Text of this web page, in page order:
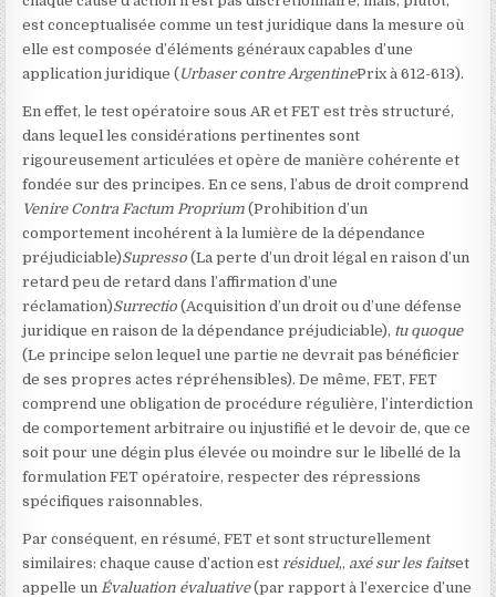
est conceptualisée comme un test juridique dans la mesure où
elle est composée d’éléments généraux capables d’une
application juridique ( Urbaser contre ArgentinePrixà 612-613).
En effet, le test opératoire sous AR et FET est très structuré,
dans lequel les considérations pertinentes sont
rigoureusement articulées et opère de manière cohérente et
fondée sur des principes. En ce sens, l’abus de droit comprend
Venire Contra Factum Proprium (Prohibition d’un
comportement incohérent à la lumière de la dépendance
préjudiciable)Supresso(La perte d’un droit légal en raison d’un
retard peu de retard dans l’affirmation d’une
réclamation)Surrectio(Acquisition d’un droit ou d’une défense
juridique en raison de la dépendance préjudiciable), tu quoque
(Le principe selon lequel une partie ne devrait pas bénéficier
de ses propres actes répréhensibles). De même, FET, FET
comprend une obligation de procédure régulière, l’interdiction
de comportement arbitraire ou injustifié et le devoir de, que ce
soit pour une dégin plus élevée ou moindre sur le libellé de la
formulation FET opératoire, respecter des répressions
spécifiques raisonnables.
Par conséquent, en résumé, FET et sont structurellement
similaires: chaque cause d’action estrésiduel,, axé sur les faitset
appelle unÉvaluation évaluative(par rapport à l’exercice d’une